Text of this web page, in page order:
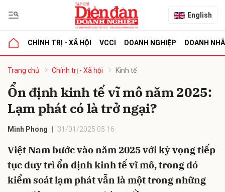
English
CHÍNH TRỊ - XÃ HỘI VCCI DOANH NGHIỆP DOANH
Trang chủ Chính trị - Xã hội Kinh tế
Ổn định kinh tế vĩ mô năm 2025:
Lạm phát có là trở ngại?
Minh Phong 31/01/2025 05:16
Việt Nam bước vào năm 2025 với kỳ vọng tiếp
tục duy trì ổn định kinh tế vĩ mô, trong đó
kiểm soát lạm phát vẫn là một trong những
luận
Hủy